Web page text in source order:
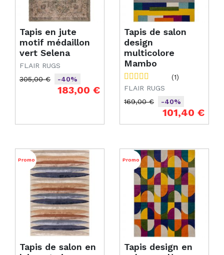
Tapis en jute
motif médaillon
vert Selena
FLAIR RUGS
Prix de base
305,00 €
-40%
183,00 €
Tapis de salon
design
multicolore
Mambo
(1)
FLAIR RUGS
Prix de base
169,00 €
-40%
101,40 €
Tapis de salon en
Promo
Tapis design en
Promo